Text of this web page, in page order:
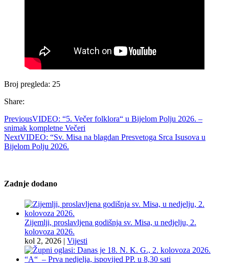
Broj pregleda: 25
Share:
PreviousVIDEO: “5. Večer folklora“ u Bijelom Polju 2026. –
snimak kompletne Večeri
NextVIDEO: “Sv. Misa na blagdan Presvetoga Srca Isusova u
Bijelom Polju 2026.
Zadnje dodano
Zijemlji, proslavljena godišnja sv. Misa, u nedjelju, 2.
kolovoza 2026.
kol 2, 2026 | Vijesti